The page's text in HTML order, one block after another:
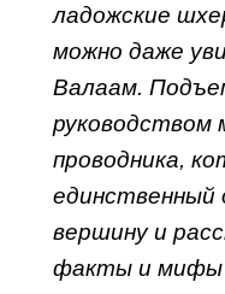
ладожские
можно даже
Валаам.
руководством
проводника,
единственный
вершину и
факты и мифы